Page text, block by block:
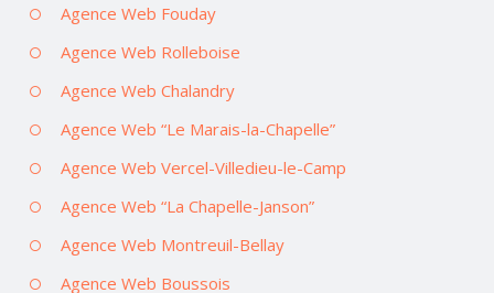
Agence Web Fouday
Agence Web Rolleboise
Agence Web Chalandry
Agence Web “Le Marais-la-Chapelle”
Agence Web Vercel-Villedieu-le-Camp
Agence Web “La Chapelle-Janson”
Agence Web Montreuil-Bellay
Agence Web Boussois